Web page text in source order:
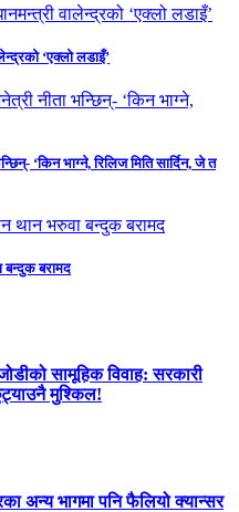
‘एक्लो लडाइँ’
‘किन भाग्ने, रिलिज मिति सार्दिन, जे त
बन्दुक बरामद
सामूहिक विवाह: सरकारी
मुश्किल!
अन्य भागमा पनि फैलियो क्यान्सर